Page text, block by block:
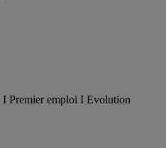
I Premier emploi I Evolution